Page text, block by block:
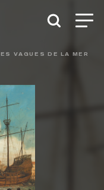
VAGUES DE LA MER